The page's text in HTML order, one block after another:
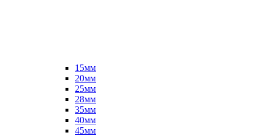
15мм
20мм
25мм
28мм
35мм
40мм
45мм